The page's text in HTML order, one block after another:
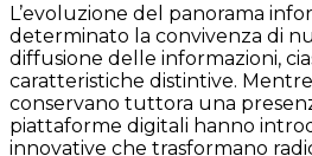
L’evoluzione del panorama
determinato la convivenza di
diffusione delle informazioni,
caratteristiche distintive.
conservano tuttora una
piattaforme digitali hanno
innovative che trasformano